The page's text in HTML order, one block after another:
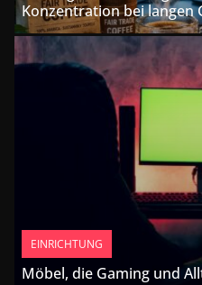
Konzentration bei langen
EINRICHTUNG
Möbel, die Gaming und